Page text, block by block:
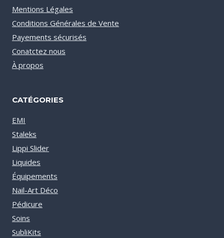
Mentions Légales
Conditions Générales de Vente
Payements sécurisés
Conatctez nous
À propos
CATÉGORIES
EMI
Staleks
Lippi Slider
Liquides
Équipements
Nail-Art Déco
Pédicure
Soins
SubliKits